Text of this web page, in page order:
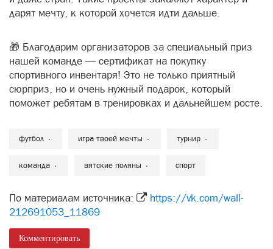
дарят мечту, к которой хочется идти дальше.
🎁 Благодарим организаторов за специальный приз
нашей команде — сертификат на покупку
спортивного инвентаря! Это не только приятный
сюрприз, но и очень нужный подарок, который
поможет ребятам в тренировках и дальнейшем росте.
футбол игра твоей мечты турнир
команда вятские поляны спорт
По материалам источника:
https://vk.com/wall-
212691053_11869
Комментировать